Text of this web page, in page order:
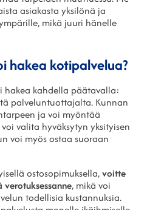
asiakasta yksilönä ja
mikä juuri hänelle
hakea kotipalvelua?
hakea kahdella päätavalla:
palveluntuottajalta. Kunnan
ja voi myöntää
valita hyväksytyn yksityisen
voi myös ostaa suoraan
ostosopimuksella,voitte
, mikä voi
todellisia kustannuksia.